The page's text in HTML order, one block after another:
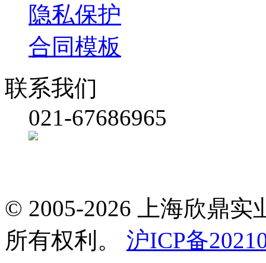
隐私保护
合同模板
联系我们
021-67686965
© 2005-2026 上海欣鼎
所有权利。 沪ICP备